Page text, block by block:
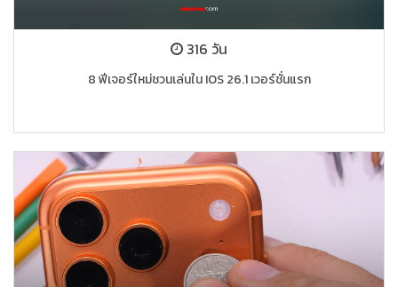
316 วัน
8 ฟีเจอร์ใหม่ชวนเล่นใน IOS 26.1 เวอร์ชั่นแรก